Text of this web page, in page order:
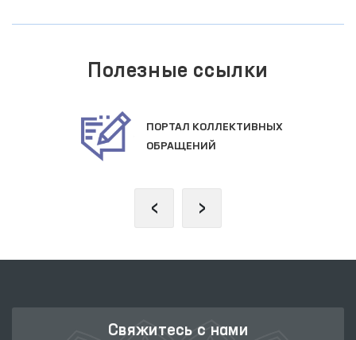
Полезные ссылки
ПОРТАЛ КОЛЛЕКТИВНЫХ
ОБРАЩЕНИЙ
‹ ›
Свяжитесь с нами